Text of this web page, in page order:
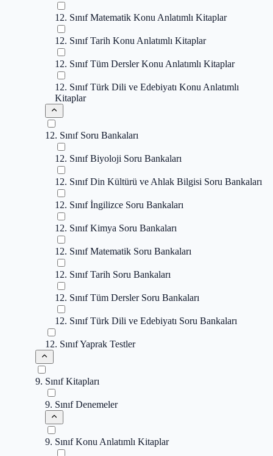
12. Sınıf Matematik Konu Anlatımlı Kitaplar
12. Sınıf Tarih Konu Anlatımlı Kitaplar
12. Sınıf Tüm Dersler Konu Anlatımlı Kitaplar
12. Sınıf Türk Dili ve Edebiyatı Konu Anlatımlı
Kitaplar
12. Sınıf Soru Bankaları
12. Sınıf Biyoloji Soru Bankaları
12. Sınıf Din Kültürü ve Ahlak Bilgisi Soru Bankaları
12. Sınıf İngilizce Soru Bankaları
12. Sınıf Kimya Soru Bankaları
12. Sınıf Matematik Soru Bankaları
12. Sınıf Tarih Soru Bankaları
12. Sınıf Tüm Dersler Soru Bankaları
12. Sınıf Türk Dili ve Edebiyatı Soru Bankaları
12. Sınıf Yaprak Testler
9. Sınıf Kitapları
9. Sınıf Denemeler
9. Sınıf Konu Anlatımlı Kitaplar